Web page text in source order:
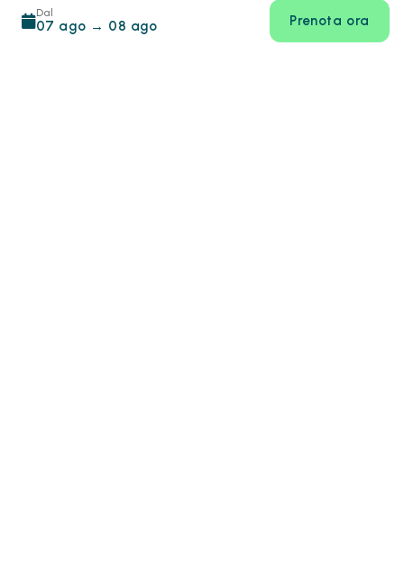
Dal
07 ago → 08 ago Prenota ora